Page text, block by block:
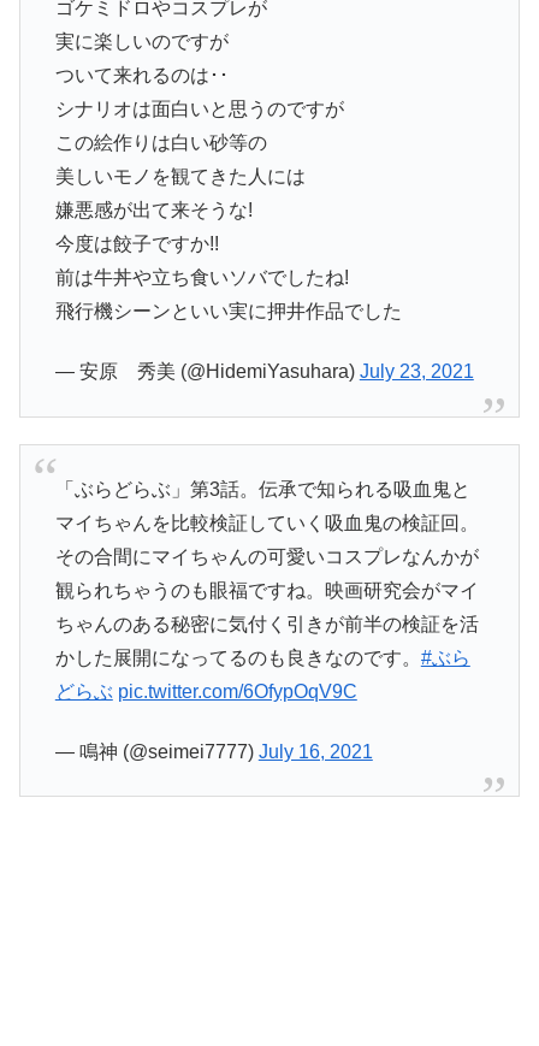
ゴケミドロやコスプレが
実に楽しいのですが
ついて来れるのは･･
シナリオは面白いと思うのですが
この絵作りは白い砂等の
美しいモノを観てきた人には
嫌悪感が出て来そうな!
今度は餃子ですか!!
前は牛丼や立ち食いソバでしたね!
飛行機シーンといい実に押井作品でした
— 安原 秀美 (@HidemiYasuhara) July 23, 2021
「ぶらどらぶ」第3話。伝承で知られる吸血鬼と
マイちゃんを比較検証していく吸血鬼の検証回。
その合間にマイちゃんの可愛いコスプレなんかが
観られちゃうのも眼福ですね。映画研究会がマイ
ちゃんのある秘密に気付く引きが前半の検証を活
かした展開になってるのも良きなのです。 #ぶら
どらぶ pic.twitter.com/6OfypOqV9C
— 鳴神 (@seimei7777) July 16, 2021